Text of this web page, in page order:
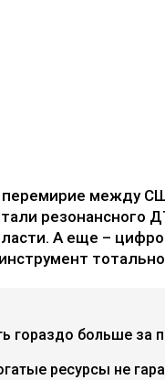
между
резонансного
А еще –
гораздо больше за
ресурсы не